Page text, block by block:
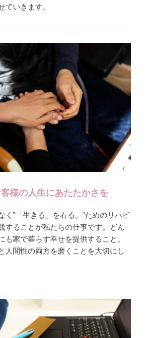
ていきます。
様の人生にあたたかさを
く”「生きる」を看る。”ためのリハビ
することが私たちの仕事です。どん
も家で暮らす幸せを提供すること。
人間性の両方を磨くことを大切にし